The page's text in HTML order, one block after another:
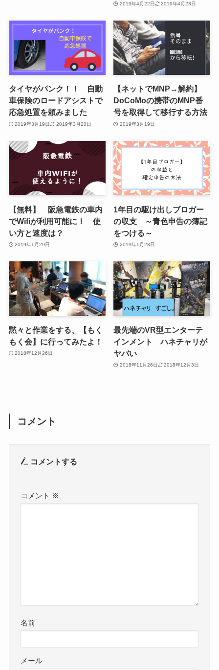
2019年4月22日 2019年4月23日
タイヤがパンク！！ 自動
車保険のロードアシストで
応急処置を頼みました
2019年3月19日 2019年3月20日
【ネットでMNP→解約】
DoCoMoの携帯のMNP番
号を取得して移行する方法
2019年3月19日
【無料】 阪急電鉄の車内
でWifiが利用可能に！ 使
い方と速度は？
2019年1月29日
1年目の駆け出しブロガー
の収支 ～青色申告の簿記
をつける～
2019年1月23日
黙々と作業をする、【もく
もく会】に行ってみたよ！
2018年12月26日
最先端のVR型エンターテ
インメント ハネチャリが
ヤバい
2018年11月26日 2018年12月3日
コメント
コメントする
コメント ※
名前
メール